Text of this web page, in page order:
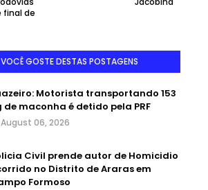
final de
GOSTE DESTAS POSTAGENS
Motorista transportando 153
de maconha é detido pela PRF
August 06, 2026
Civil prende autor de Homicidio
no Distrito de Araras em
Formoso